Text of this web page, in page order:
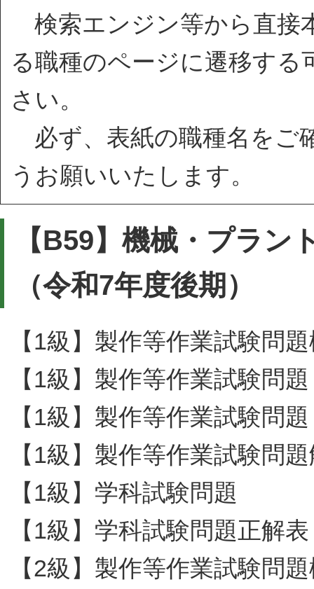
検索エンジン等から直接
る職種のページに遷移す
さい。
必ず、表紙の職種名をご
うお願いいたします。
【B59】機械・プラン
（令和7年度後期）
【1級】製作等作業試験問
【1級】製作等作業試験問題
【1級】製作等作業試験問
【1級】製作等作業試験問
【1級】学科試験問題
【1級】学科試験問題正解表
【2級】製作等作業試験問